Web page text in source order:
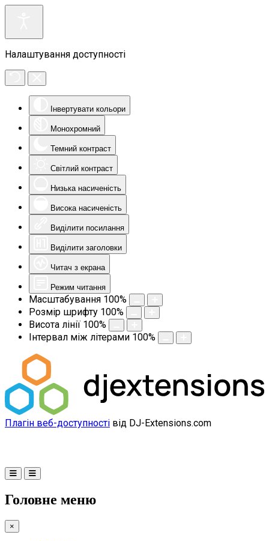
Налаштування доступності
Інвертувати кольори
Монохромний
Темний контраст
Світлий контраст
Низька насиченість
Висока насиченість
Виділити посилання
Виділити заголовки
Читач з екрана
Режим читання
Масштабування 100%
Розмір шрифту 100%
Висота лінії 100%
Інтервал між літерами 100%
Плагін веб-доступності від DJ-Extensions.com
Головне меню
×